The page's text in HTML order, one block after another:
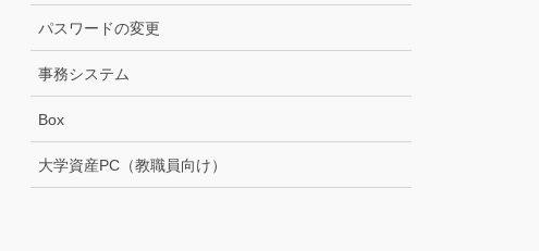
パスワードの変更
事務システム
Box
大学資産PC（教職員向け）